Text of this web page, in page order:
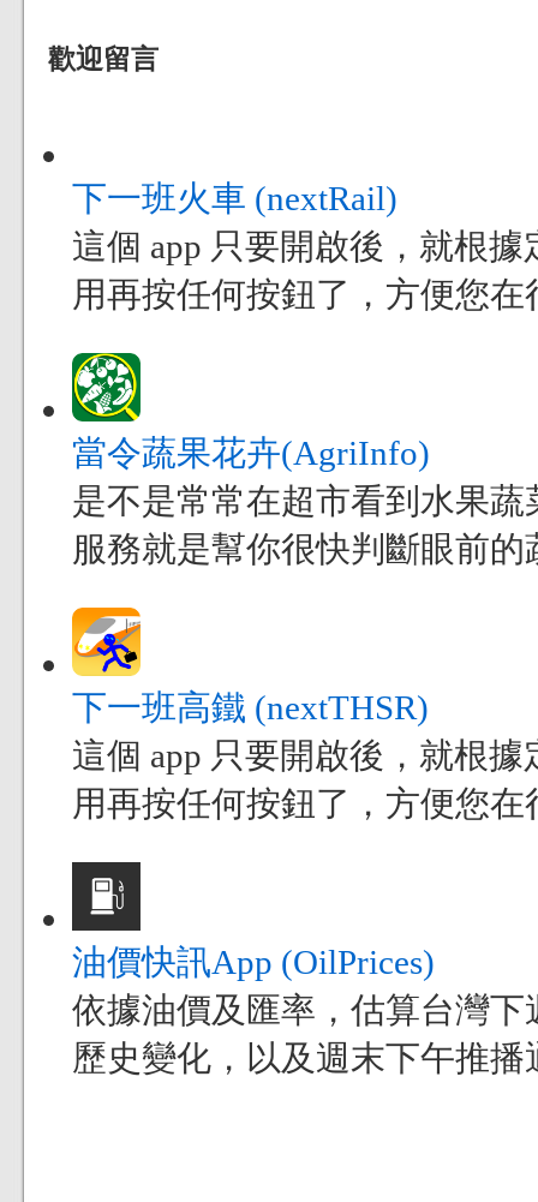
歡迎留言
下一班火車 (nextRail)
這個 app 只要開啟後，就根
用再按任何按鈕了，方便您
當令蔬果花卉(AgriInfo)
是不是常常在超市看到水果
服務就是幫你很快判斷眼前
下一班高鐵 (nextTHSR)
這個 app 只要開啟後，就根
用再按任何按鈕了，方便您
油價快訊App (OilPrices)
依據油價及匯率，估算台灣
歷史變化，以及週末下午推